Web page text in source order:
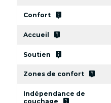
Confort live_help
Accueil live_help
Soutien live_help
Zones de confort live_help
Indépendance de
couchage